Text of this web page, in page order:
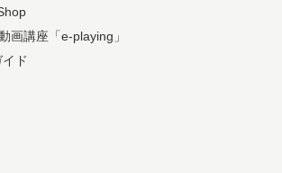
画講座「e-playing」
ド